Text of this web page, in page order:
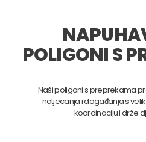
POLIGONI S
Naši poligoni s preprekama
natjecanja i događanja s
koordinaciju i drže